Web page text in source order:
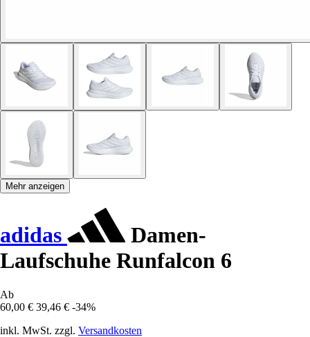
Mehr anzeigen
adidas
Damen-
Laufschuhe Runfalcon 6
Ab
60,00 € 39,46 € -34%
inkl. MwSt. zzgl. Versandkosten